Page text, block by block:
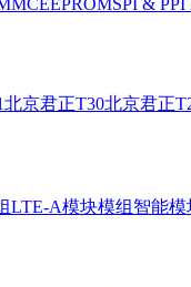
北京君正T30北京君正
LTE-A模块模组 智能模